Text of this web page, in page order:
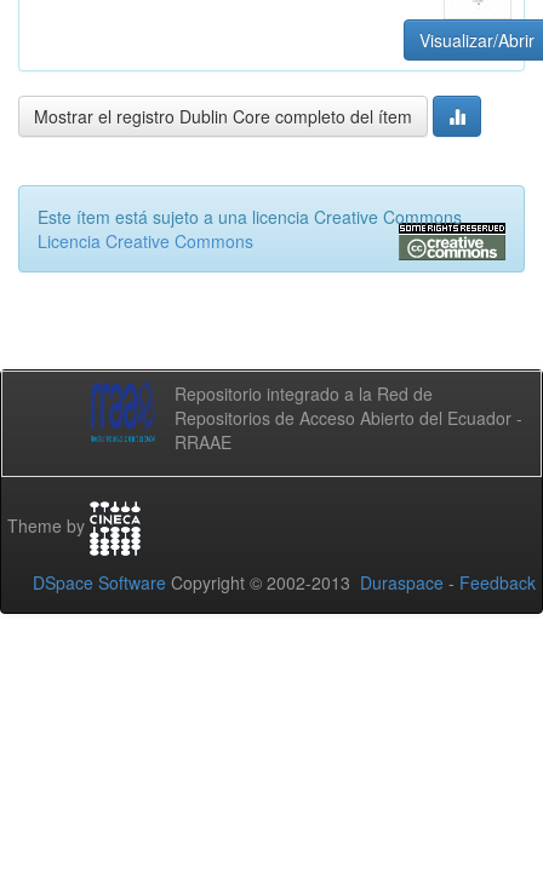
Visualizar/Abrir
Mostrar el registro Dublin Core completo del ítem
Este ítem está sujeto a una licencia Creative Commons
Licencia Creative Commons
Repositorio integrado a la Red de
Repositorios de Acceso Abierto del Ecuador -
RRAAE
Theme by
DSpace Software Copyright © 2002-2013 Duraspace - Feedback